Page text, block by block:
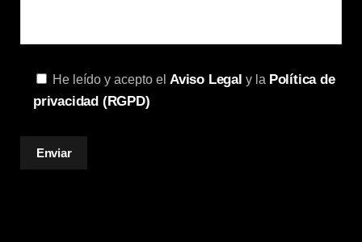
He leído y acepto el Aviso Legal y la Política de
privacidad (RGPD)